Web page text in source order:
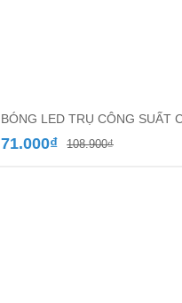
BÓNG LED TRỤ CÔNG SUẤT
108.900₫Giá
71.000₫
Giá